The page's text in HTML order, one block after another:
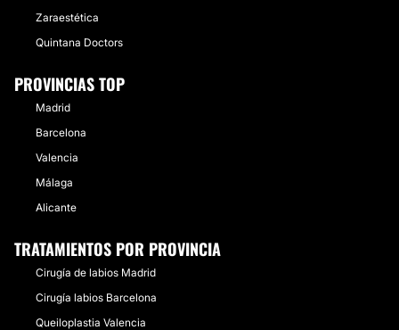
Zaraestética
Quintana Doctors
PROVINCIAS TOP
Madrid
Barcelona
Valencia
Málaga
Alicante
TRATAMIENTOS POR PROVINCIA
Cirugía de labios Madrid
Cirugía labios Barcelona
Queiloplastia Valencia